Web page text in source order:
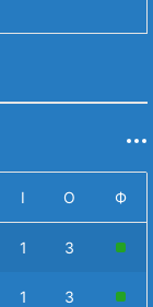
І О Ф
1 3
1 3